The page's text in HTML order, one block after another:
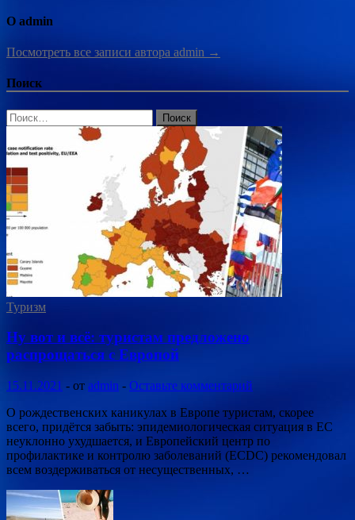
О admin
Посмотреть все записи автора admin →
Поиск
Найти:
Туризм
Ну вот и всё: туристам предложено
распрощаться с Европой
15.11.2021 - от admin - Оставьте комментарий
О рождественских каникулах в Европе туристам, скорее
всего, придётся забыть: эпидемиологическая ситуация в ЕС
неуклонно ухудшается, и Европейский центр по
профилактике и контролю заболеваний (ECDC) рекомендовал
всем воздерживаться от несущественных, …